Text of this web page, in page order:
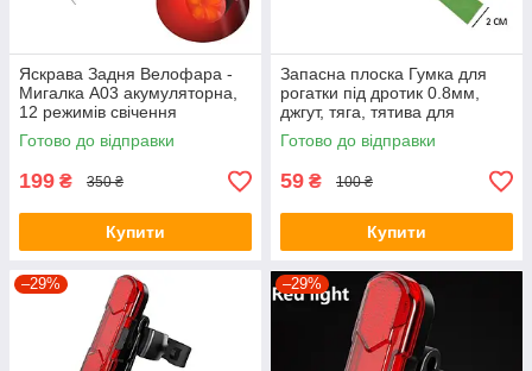
Яскрава Задня Велофара -
Мигалка A03 акумуляторна,
12 режимів свічення
Готово до відправки
199 ₴ 350 ₴
Купити
Запасна плоска Гумка для
рогатки під дротик 0.8мм,
джгут, тяга, тятива для
рогатки, 1шт
Готово до відправки
59 ₴ 100 ₴
Купити
–29% –29%